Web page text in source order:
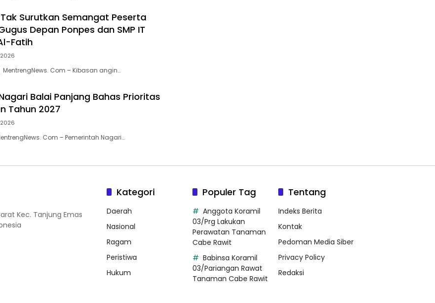
Surutkan Semangat Peserta
Depan Ponpes dan SMP IT
Fatih
Com – Kibasan angin…
Balai Panjang Bahas Prioritas
Tahun 2027
Com – Pemerintah Nagari…
Kec. Tanjung Emas
Kategori
Daerah
Nasional
Ragam
Peristiwa
Hukum
Populer Tag
Anggota Koramil
03/Prg Lakukan
Perawatan Tanaman
Cabe Rawit
Babinsa Koramil
03/Pariangan Rawat
Tanaman Cabe Rawit
Tentang
Indeks Berita
Kontak
Pedoman Media Siber
Privacy Policy
Redaksi